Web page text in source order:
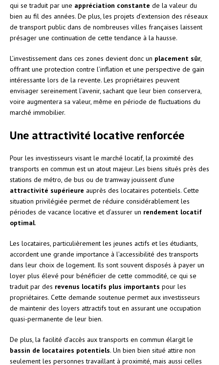
qui se traduit par une appréciation constante de la valeur du
bien au fil des années. De plus, les projets d’extension des réseaux
de transport public dans de nombreuses villes françaises laissent
présager une continuation de cette tendance à la hausse.
L’investissement dans ces zones devient donc un placement sûr
offrant une protection contre l’inflation et une perspective de gain
intéressante lors de la revente. Les propriétaires peuvent
envisager sereinement l’avenir, sachant que leur bien conservera,
voire augmentera sa valeur, même en période de fluctuations du
marché immobilier.
Une attractivité locative renforcée
Pour les investisseurs visant le marché locatif, la proximité des
transports en commun est un atout majeur. Les biens situés près des
stations de métro, de bus ou de tramway jouissent d’une
attractivité supérieure auprès des locataires potentiels. Cette
situation privilégiée permet de réduire considérablement les
périodes de vacance locative et d’assurer un rendement locatif
optimal.
Les locataires, particulièrement les jeunes actifs et les étudiants,
accordent une grande importance à l’accessibilité des transports
dans leur choix de logement. Ils sont souvent disposés à payer un
loyer plus élevé pour bénéficier de cette commodité, ce qui se
traduit par des revenus locatifs plus importants pour les
propriétaires. Cette demande soutenue permet aux investisseurs
de maintenir des loyers attractifs tout en assurant une occupation
quasi-permanente de leur bien.
De plus, la facilité d’accès aux transports en commun élargit le
bassin de locataires potentiels. Un bien bien situé attire non
seulement les personnes travaillant à proximité, mais aussi celles